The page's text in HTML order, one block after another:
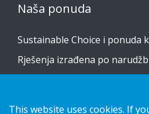
Naša ponuda
Sustainable Choice i ponuda
Rješenja izrađena po
This website uses cookies. If